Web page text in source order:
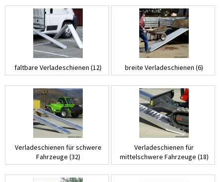
faltbare Verladeschienen (12) breite Verladeschienen (6)
Verladeschienen für schwere
Fahrzeuge (32)
Verladeschienen für
mittelschwere Fahrzeuge (18)